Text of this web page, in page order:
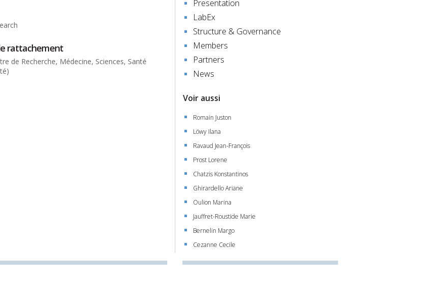
rattachement
de Recherche, Médecine, Sciences, Santé
Presentation
LabEx
Structure & Governance
Members
Partners
News
Voir aussi
Romain Juston
Löwy Ilana
Ravaud Jean-François
Prost Lorene
Chatzis Konstantinos
Ghirardello Ariane
Oulion Marina
Jauffret-Roustide Marie
Bernelin Margo
Cezanne Cecile